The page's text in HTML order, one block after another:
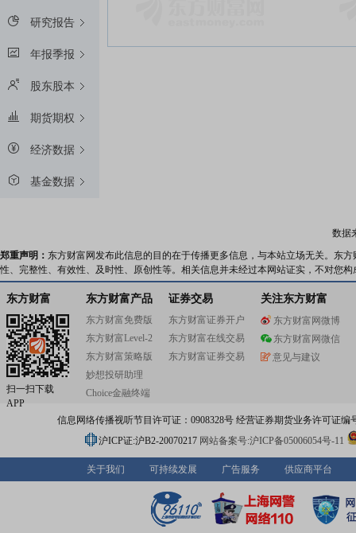
研究报告
年报季报
股东股本
期货期权
经济数据
基金数据
数据
郑重声明： 东方财富网发布此信息的目的在于传播更多信息，与本站立场无关。东
性、完整性、有效性、及时性、原创性等。相关信息并未经过本网站证实，不对您
东方财富
扫一扫下载
APP
东方财富产品
东方财富免费版
东方财富Level-2
东方财富策略版
妙想投研助理
Choice金融终端
证券交易
东方财富证券开户
东方财富在线交易
东方财富证券交易
关注东方财富
东方财富网微博
东方财富网微信
意见与建议
信息网络传播视听节目许可证：0908328号 经营证券期货业务许可证编
沪ICP证:沪B2-20070217 网站备案号:沪ICP备05006054号-11
关于我们 可持续发展 广告服务 供应商平台